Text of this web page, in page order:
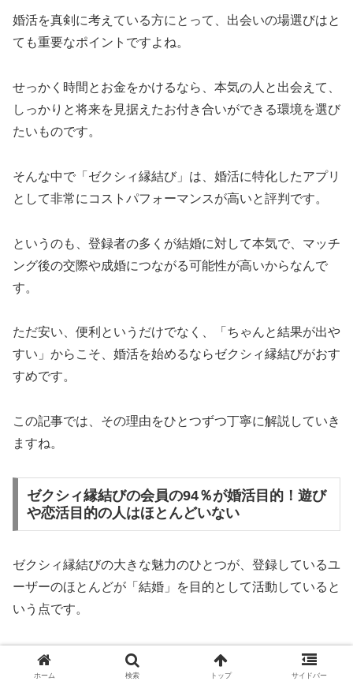
婚活を真剣に考えている方にとって、出会いの場選びはと
ても重要なポイントですよね。
せっかく時間とお金をかけるなら、本気の人と出会えて、
しっかりと将来を見据えたお付き合いができる環境を選び
たいものです。
そんな中で「ゼクシィ縁結び」は、婚活に特化したアプリ
として非常にコストパフォーマンスが高いと評判です。
というのも、登録者の多くが結婚に対して本気で、マッチ
ング後の交際や成婚につながる可能性が高いからなんで
す。
ただ安い、便利というだけでなく、「ちゃんと結果が出や
すい」からこそ、婚活を始めるならゼクシィ縁結びがおす
すめです。
この記事では、その理由をひとつずつ丁寧に解説していき
ますね。
ゼクシィ縁結びの会員の94％が婚活目的！遊び
や恋活目的の人はほとんどいない
ゼクシィ縁結びの大きな魅力のひとつが、登録しているユ
ーザーのほとんどが「結婚」を目的として活動していると
いう点です。
実際に、公式が発表しているデータでは、94％もの会員
が「真剣な婚活目的」で利用しているとされています。
ホーム 検索 トップ サイドバー